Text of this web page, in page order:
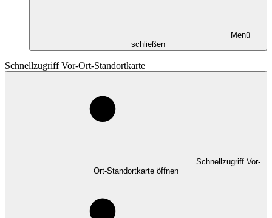
Menü
schließen
Schnellzugriff Vor-Ort-Standortkarte
Schnellzugriff Vor-
Ort-Standortkarte öffnen